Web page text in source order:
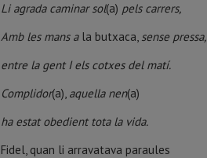
Li agrada caminar sol(a) pels carrers,
Amb les mans a la butxaca, sense pressa,
entre la gent I els cotxes del matí.
Complidor(a), aquella nen(a)
ha estat obedient tota la vida.
Fidel, quan li arravatava paraules